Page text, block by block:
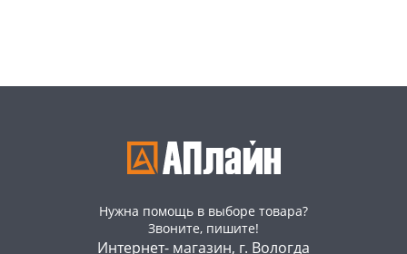
Нужна помощь в выборе товара?
Звоните, пишите!
Интернет- магазин, г. Вологда